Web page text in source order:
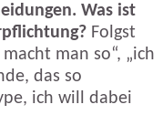
Was ist
Folgst
man so“, „ich
das so
ich will dabei